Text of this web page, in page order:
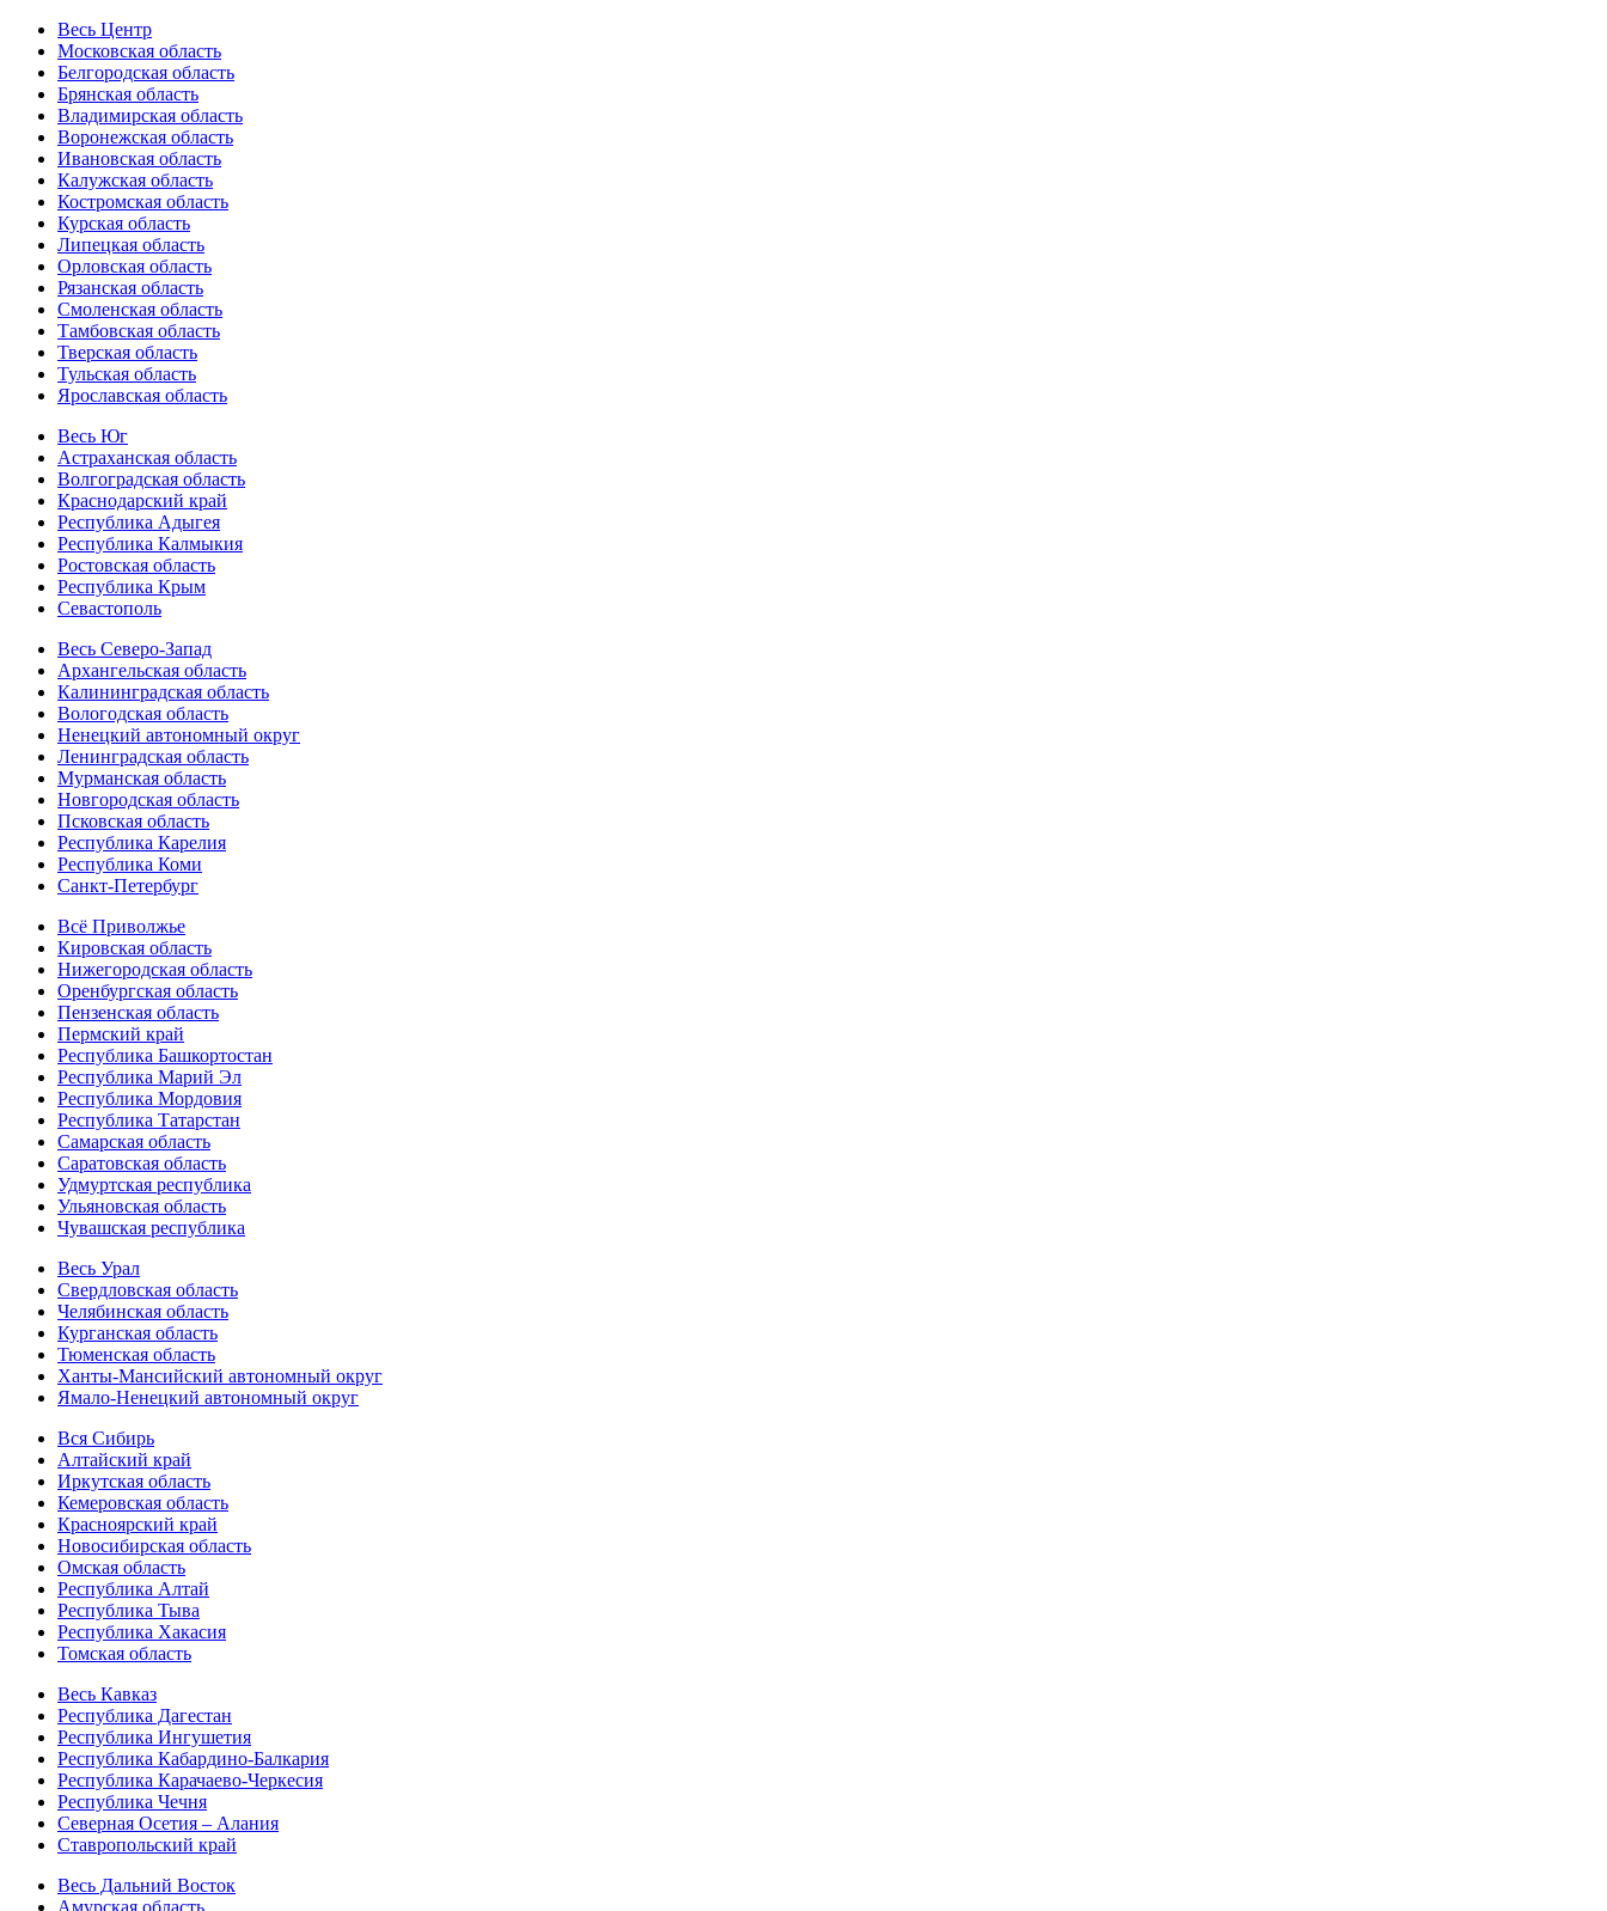
Весь Центр
Московская область
Белгородская область
Брянская область
Владимирская область
Воронежская область
Ивановская область
Калужская область
Костромская область
Курская область
Липецкая область
Орловская область
Рязанская область
Смоленская область
Тамбовская область
Тверская область
Тульская область
Ярославская область
Весь Юг
Астраханская область
Волгоградская область
Краснодарский край
Республика Адыгея
Республика Калмыкия
Ростовская область
Республика Крым
Севастополь
Весь Северо-Запад
Архангельская область
Калининградская область
Вологодская область
Ненецкий автономный округ
Ленинградская область
Мурманская область
Новгородская область
Псковская область
Республика Карелия
Республика Коми
Санкт-Петербург
Всё Приволжье
Кировская область
Нижегородская область
Оренбургская область
Пензенская область
Пермский край
Республика Башкортостан
Республика Марий Эл
Республика Мордовия
Республика Татарстан
Самарская область
Саратовская область
Удмуртская республика
Ульяновская область
Чувашская республика
Весь Урал
Свердловская область
Челябинская область
Курганская область
Тюменская область
Ханты-Мансийский автономный округ
Ямало-Ненецкий автономный округ
Вся Сибирь
Алтайский край
Иркутская область
Кемеровская область
Красноярский край
Новосибирская область
Омская область
Республика Алтай
Республика Тыва
Республика Хакасия
Томская область
Весь Кавказ
Республика Дагестан
Республика Ингушетия
Республика Кабардино-Балкария
Республика Карачаево-Черкесия
Республика Чечня
Северная Осетия – Алания
Ставропольский край
Весь Дальний Восток
Амурская область